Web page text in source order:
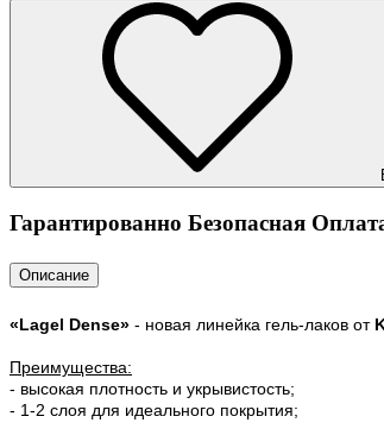
Гарантированно Безопасная
Описание
«Lagel Dense» - новая линейка гель-лаков от
Преимущества:
- высокая плотность и укрывистость;
- 1-2 слоя для идеального покрытия;